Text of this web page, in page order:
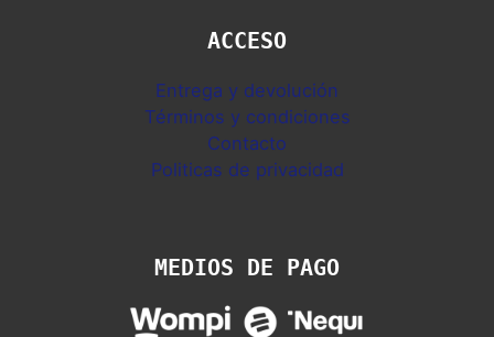
ACCESO
Entrega y devolución
Términos y condiciones
Contacto
Politicas de privacidad
MEDIOS DE PAGO